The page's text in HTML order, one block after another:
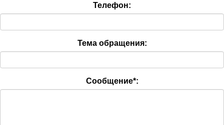
Телефон:
Тема обращения:
Сообщение*: